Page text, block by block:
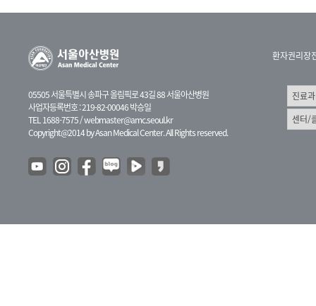
05505 서울특별시 송파구 올림픽로 43길 88 서울아산병원
사업자등록번호 : 219-82-00046 박승일
TEL 1688-7575 /webmaster@amc.seoul.kr
Copyright@2014 by Asan Medical Center. All Rights reserved.
환자권리장